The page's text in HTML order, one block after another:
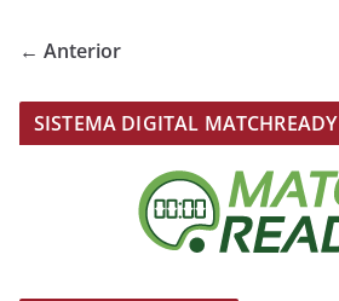
← Anterior
SISTEMA DIGITAL MATCHREADY